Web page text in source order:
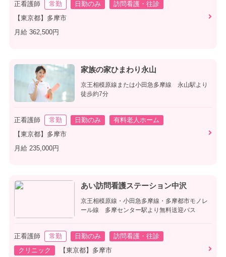
正看護師 常勤 日勤のみ
訪問看護・往診
【東京都】多摩市
月給 362,500円
家族の家ひまわり永山
京王相模原線または小田急多摩線 永山駅より
徒歩約7分
正看護師 常勤 日勤のみ
有料老人ホーム
【東京都】多摩市
月給 235,000円
あい訪問看護ステーション中沢
京王相模原線・小田急多摩線・多摩都市モノレ
ール線 多摩センター駅より無料送迎バス
正看護師 常勤 日勤のみ
訪問看護・往診
クリニック
【東京都】多摩市